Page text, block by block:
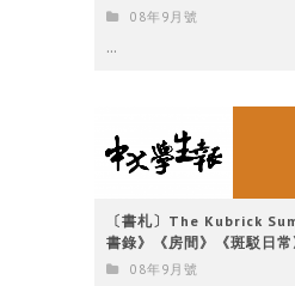
08年9月號
...
〔書札〕The Kubrick
書錄》《房間》《斑駁日常
08年9月號